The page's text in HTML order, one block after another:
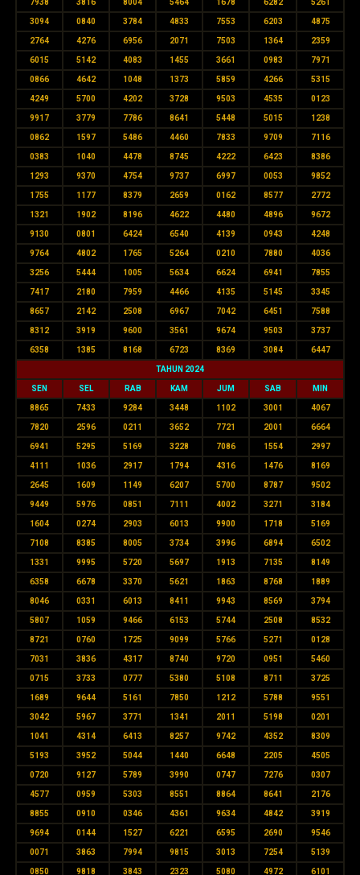
7938 3816 8004 5464 1678 6282 5261
3094 0840 3784 4833 7553 6203 4875
2764 4276 6956 2071 7503 1364 2359
6015 5142 4083 1455 3661 0983 7971
0866 4642 1048 1373 5859 4266 5315
4249 5700 4202 3728 9503 4535 0123
9917 3779 7786 8641 5448 5015 1238
0862 1597 5486 4460 7833 9709 7116
0383 1040 4478 8745 4222 6423 8386
1293 9370 4754 9737 6997 0053 9852
1755 1177 8379 2659 0162 8577 2772
1321 1902 8196 4622 4480 4896 9672
9130 0801 6424 6540 4139 0943 4248
9764 4802 1765 5264 0210 7880 4036
3256 5444 1005 5634 6624 6941 7855
7417 2180 7959 4466 4135 5145 3345
8657 2142 2508 6967 7042 6451 7588
8312 3919 9600 3561 9674 9503 3737
6358 1385 8168 6723 8369 3084 6447
TAHUN 2024
SEN SEL RAB KAM JUM SAB MIN
8865 7433 9284 3448 1102 3001 4067
7820 2596 0211 3652 7721 2001 6664
6941 5295 5169 3228 7086 1554 2997
4111 1036 2917 1794 4316 1476 8169
2645 1609 1149 6207 5700 8787 9502
9449 5976 0851 7111 4002 3271 3184
1604 0274 2903 6013 9900 1718 5169
7108 8385 8005 3734 3996 6894 6502
1331 9995 5720 5697 1913 7135 8149
6358 6678 3370 5621 1863 8768 1889
8046 0331 6013 8411 9943 8569 3794
5807 1059 9466 6153 5744 2508 8532
8721 0760 1725 9099 5766 5271 0128
7031 3836 4317 8740 9720 0951 5460
0715 3733 0777 5380 5108 8711 3725
1689 9644 5161 7850 1212 5788 9551
3042 5967 3771 1341 2011 5198 0201
1041 4314 6413 8257 9742 4352 8309
5193 3952 5044 1440 6648 2205 4505
0720 9127 5789 3990 0747 7276 0307
4577 0959 5303 8551 8864 8641 2176
8855 0910 0346 4361 9634 4842 3919
9694 0144 1527 6221 6595 2690 9546
0071 3863 7994 9815 3013 7254 5139
0850 9818 3843 2323 5080 4972 6101